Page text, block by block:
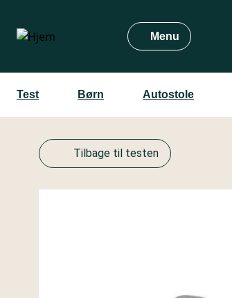
hovedindhold
Menu
Test Børn Autostole
Tilbage til testen